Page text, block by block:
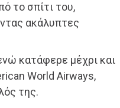
το σπίτι του,
ακάλυπτες
κατάφερε μέχρι και
World Airways,
της.